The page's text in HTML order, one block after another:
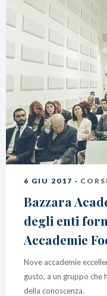
6 GIU 2017 ·
Bazzara
degli enti
Accademie
Nove accademie
gusto, a un gruppo
della conoscenza.